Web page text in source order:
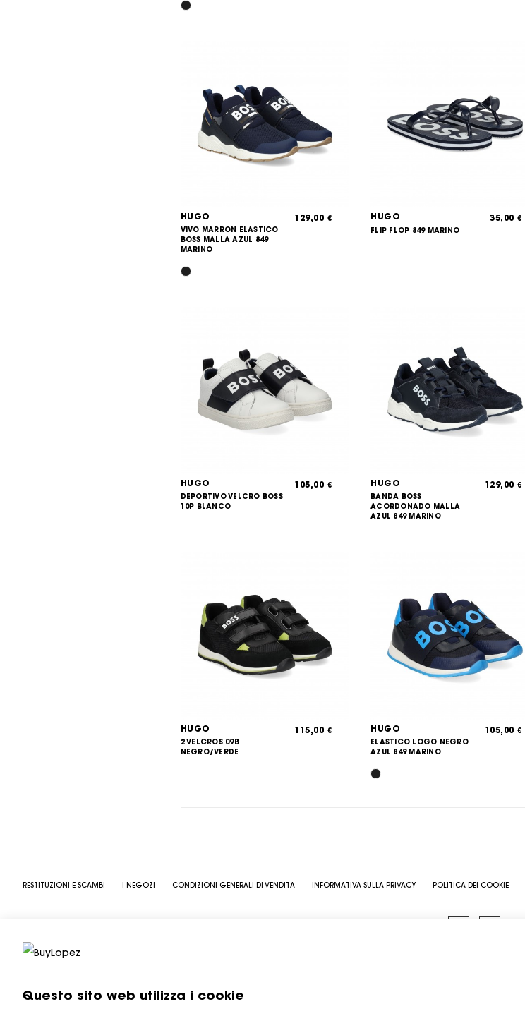
HUGO
VIVO MARRON ELASTICO
BOSS MALLA AZUL 849
MARINO
129,00 € HUGO
FLIP FLOP 849 MARINO
35,00€
HUGO
DEPORTIVO VELCRO BOSS
10P BLANCO
105,00 € HUGO
BANDA BOSS
ACORDONADO MALLA
AZUL 849 MARINO
129,00€
HUGO
2 VELCROS 09B
NEGRO/VERDE
115,00 € HUGO
ELASTICO LOGO NEGRO
AZUL 849 MARINO
105,00€
RESTITUZIONI E SCAMBI I NEGOZI CONDIZIONI GENERALI DI VENDITA INFORMATIVA SULLA PRIVACY POLITICA DEI COOKIE
Questo sito web utilizza i cookie